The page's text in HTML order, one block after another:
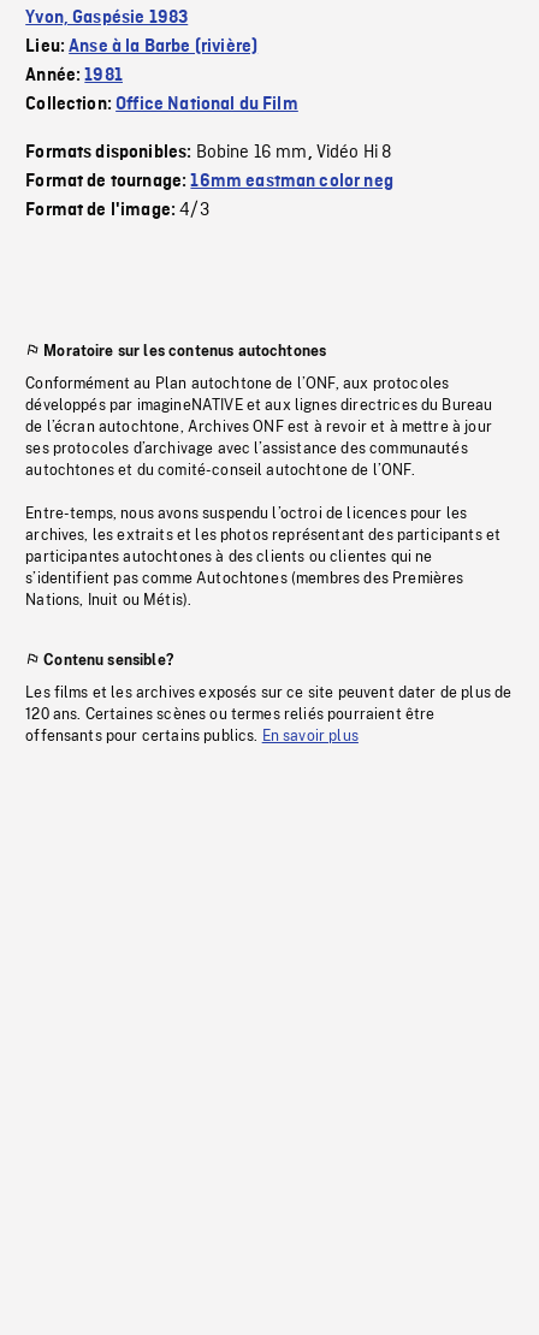
Yvon, Gaspésie 1983
Lieu:Anse à la Barbe (rivière)
Année:1981
Collection:Office National du Film
Formats disponibles: Bobine 16 mm, Vidéo Hi 8
Format de tournage:16mm eastman color neg
Format de l'image:4/3
Moratoire sur les contenus autochtones
Conformément au Plan autochtone de l’ONF, aux protocoles
développés par imagineNATIVE et aux lignes directrices du Bureau
de l’écran autochtone, Archives ONF est à revoir et à mettre à jour
ses protocoles d’archivage avec l’assistance des communautés
autochtones et du comité-conseil autochtone de l’ONF.
Entre-temps, nous avons suspendu l’octroi de licences pour les
archives, les extraits et les photos représentant des participants et
participantes autochtones à des clients ou clientes qui ne
s’identifient pas comme Autochtones (membres des Premières
Nations, Inuit ou Métis).
Contenu sensible?
Les films et les archives exposés sur ce site peuvent dater de plus de
120 ans. Certaines scènes ou termes reliés pourraient être
offensants pour certains publics. En savoir plus